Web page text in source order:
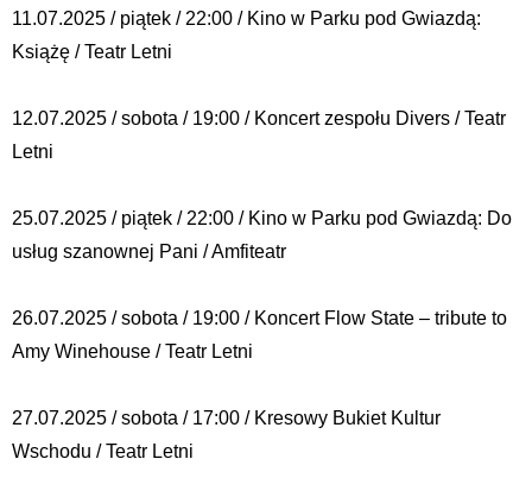
11.07.2025 / piątek / 22:00 / Kino w Parku pod Gwiazdą:
Książę / Teatr Letni
12.07.2025 / sobota / 19:00 / Koncert zespołu Divers / Teatr
Letni
25.07.2025 / piątek / 22:00 / Kino w Parku pod Gwiazdą: Do
usług szanownej Pani / Amfiteatr
26.07.2025 / sobota / 19:00 / Koncert Flow State – tribute to
Amy Winehouse / Teatr Letni
27.07.2025 / sobota / 17:00 / Kresowy Bukiet Kultur
Wschodu / Teatr Letni